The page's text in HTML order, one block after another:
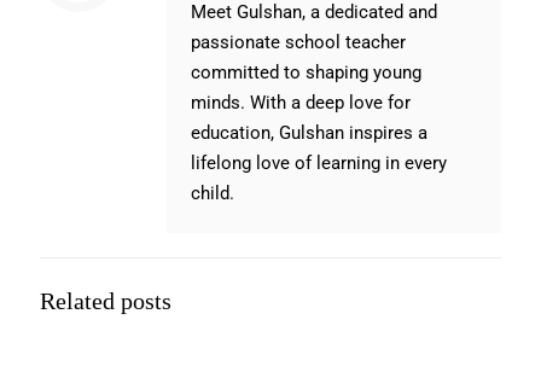
Meet Gulshan, a dedicated and
passionate school teacher
committed to shaping young
minds. With a deep love for
education, Gulshan inspires a
lifelong love of learning in every
child.
Related posts